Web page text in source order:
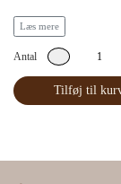
HVAD BESTÅR DEN
De yderste og inders
De 2 Midterste lag i
Dit mundbind skal
Læs mere
Antal
Tilføj til